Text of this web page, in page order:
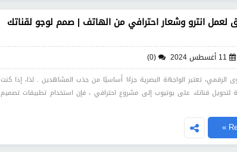
لعمل انترو وشعار احترافي من الهاتف | صمم لوجو لقناتك
11 أغسطس 2024 (0)
الرقمي، تعتبر الواجهة البصرية جزءًا أساسيًا من جذب المشاهدين . لذا، إذا كنت
قناتك على يوتيوب إلى مشروع احترافي ، فإن استخدام تطبيقات تصميم